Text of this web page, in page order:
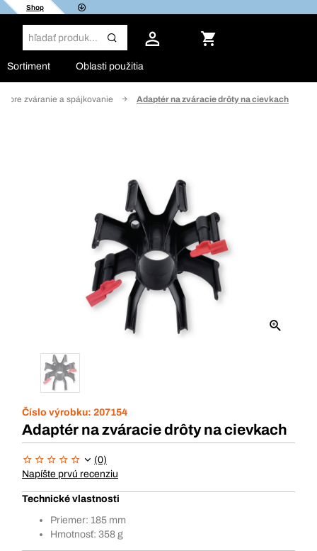
Shop
Sortiment Oblasti použitia
pre zváranie a spájkovanie Adaptér na zváracie drôty na cievkach
Číslo výrobku: 207154
Adaptér na zváracie drôty na cievkach
(0)
Napíšte prvú recenziu
Technické vlastnosti
Priemer: 185 mm
Hmotnosť: 358 g